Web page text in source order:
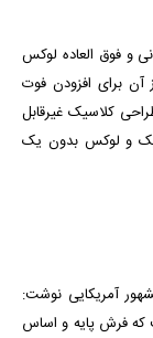
و فوق العاده لوکس
آن برای افزودن فوت
کلاسیک غیرقابل
و لوکس بدون یک
آمریکایی نوشت:
فرش پایه و اساس